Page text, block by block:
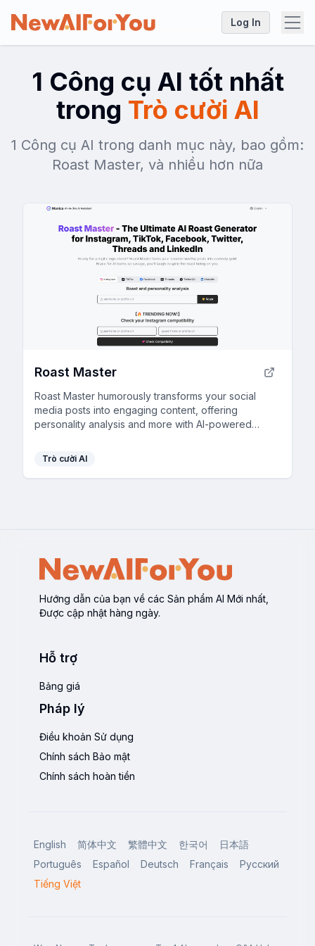
Log In
1 Công cụ AI tốt nhất
trong Trò cười AI
1 Công cụ AI trong danh mục này, bao gồm:
Roast Master, và nhiều hơn nữa
Roast Master
Roast Master humorously transforms your social
media posts into engaging content, offering
personality analysis and more with AI-powered
Trò cười AI
Hướng dẫn của bạn về các Sản phẩm AI Mới nhất,
Được cập nhật hàng ngày.
Hỗ trợ
Bảng giá
Pháp lý
Điều khoản Sử dụng
Chính sách Bảo mật
Chính sách hoàn tiền
English 简体中文 繁體中文 한국어
日本語
Português
Español Deutsch Français
Русский
Tiếng Việt